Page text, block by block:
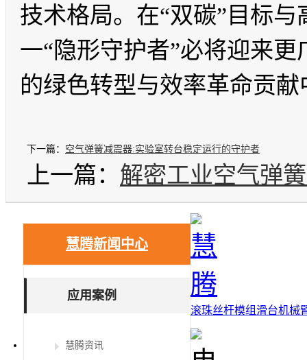
技术格局。在“双碳”目标
一“隐形守护者”必将迎来
的绿色转型与效率革命贡
下一篇： 空气弹簧减震器:实验室转台稳定运行的守护者
上一篇： 解密工业空气弹
慧腾新闻中心
应用案例
慧腾资讯
滚珠丝杆模组滑台机械